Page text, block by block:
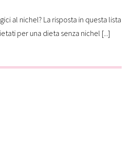
al nichel? La risposta in questa lista
per una dieta senza nichel [...]